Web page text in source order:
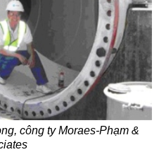
công ty Moraes-Phạm &